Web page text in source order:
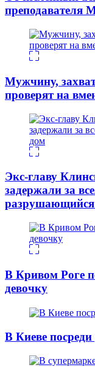
преподавателя
Мужчину,
проверят на
Экс-главу
задержали за
В Кривом Роге
девочку
В Киеве